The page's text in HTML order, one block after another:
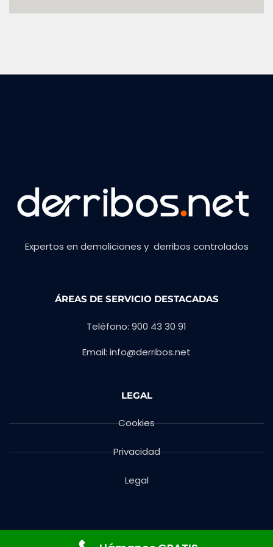
Expertos en demoliciones y derribos controlados
ÁREAS DE SERVICIO DESTACADAS
Teléfono: 900 43 30 91
Email: info@derribos.net
LEGAL
Cookies
Privacidad
Legal